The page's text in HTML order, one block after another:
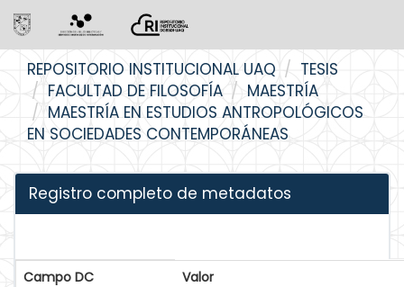
navigation
REPOSITORIO INSTITUCIONAL UAQ
TESIS
FACULTAD DE FILOSOFÍA
MAESTRÍA
MAESTRÍA EN ESTUDIOS ANTROPOLÓGICOS
EN SOCIEDADES CONTEMPORÁNEAS
Registro completo de metadatos
Campo DC
Valor